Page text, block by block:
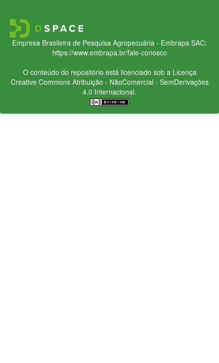
Empresa Brasileira de Pesquisa Agropecuária - Embrapa SAC:
https://www.embrapa.br/fale-conosco
O conteúdo do repositório está licenciado sob a Licença
Creative CommonsAtribuição - NãoComercial - SemDerivações
4.0 Internacional.